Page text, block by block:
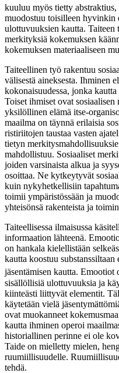
kuuluu myös tietty
muodostuu toisilleen hyvinkin
ulottuvuuksien kautta. Taiteen
merkityksiä kokemuksen
kokemuksen materiaaliseen
Taiteellinen työ rakentuu
välisestä aineksesta. Ihminen
kokonaisuudessa, jonka
Toiset ihmiset ovat
yksilöllinen elämä itse-
maailma on täynnä erilaisia
ristiriitojen taustaa vasten
tietyn
mahdollistuu. Sosiaaliset
joiden varsinaista alkua ja
osoittaa. Ne kytkeytyvät
kuin nykyhetkellisiin
toimii ympäristössään ja
yhteisönsä rakenteista ja
Taiteellisessa ilmaisussa
informaation lähteenä.
on hankala kielellistään
kautta koostuu
jäsentämisen kautta. Emootiot
sisällöllisiä ulottuvuuksia ja
kiinteästi liittyvät elementit.
käytetään vielä
ovat muokanneet
kautta ihminen operoi
historiallinen perinne ei ole
Taide on mielletty mielen,
ruumiillisuudelle.
tehdä.